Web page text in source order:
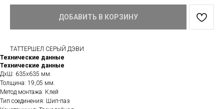
ДОБАВИТЬ В КОРЗИНУ
ТАТТЕРШЕЛ СЕРЫЙ ДЭВИ
Технические данные
Технические данные
ДхШ: 635х635 мм.
Толщина: 19,05 мм.
Метод монтажа: Клей
Тип соединения: Шип-паз